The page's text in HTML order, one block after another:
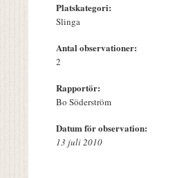
Platskategori:
Slinga
Antal observationer:
2
Rapportör:
Bo Söderström
Datum för observation:
13 juli 2010